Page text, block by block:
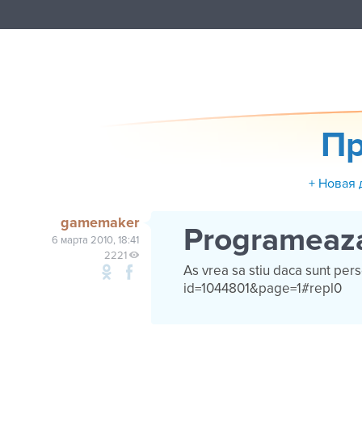
+ Новая
gamemaker
6 марта 2010, 18:41
2221
As vrea sa stiu daca sunt
id=1044801&page=1#repl0